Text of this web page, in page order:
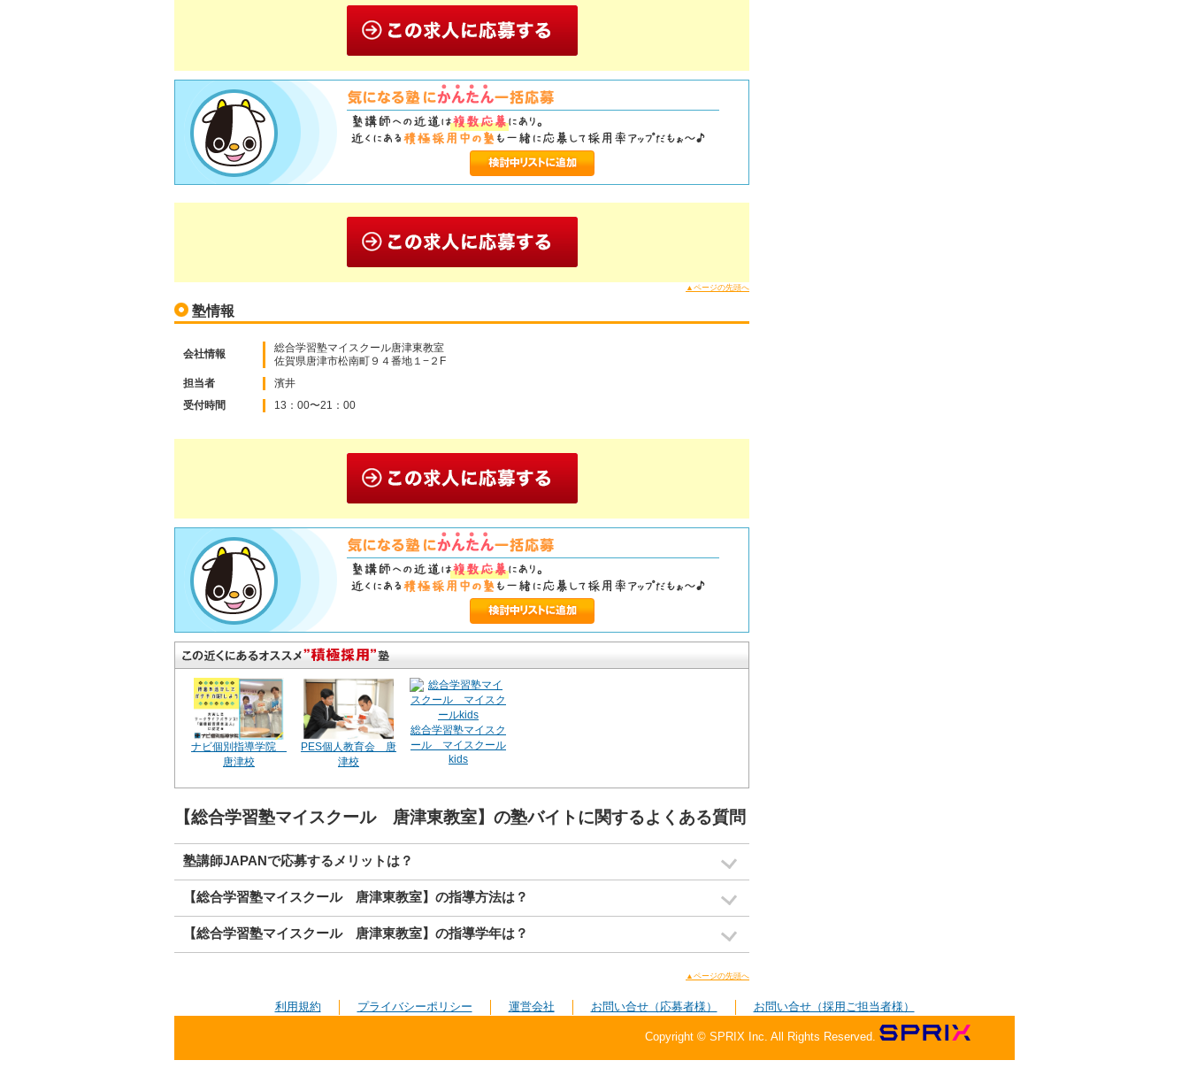
▲ページの先頭へ
塾情報
会社情報
総合学習塾マイスクール唐津東教室
佐賀県唐津市松南町９４番地１−２F
担当者 濱井
受付時間 13：00〜21：00
ナビ個別指導学院
唐津校
PES個人教育会 唐
津校
総合学習塾マイスク
ール マイスクール
kids
【総合学習塾マイスクール 唐津東教室】の塾バイトに関するよくある質問
塾講師JAPANで応募するメリットは？
【総合学習塾マイスクール 唐津東教室】の指導方法は？
【総合学習塾マイスクール 唐津東教室】の指導学年は？
▲ページの先頭へ
利用規約 プライバシーポリシー 運営会社 お問い合せ（応募者様） お問い合せ（採用ご担当者様）
Copyright © SPRIX Inc. All Rights Reserved.